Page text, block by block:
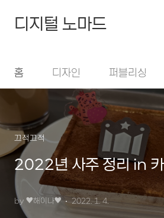
디지털 노마드
홈 디자인 퍼블리싱
끄적끄적
2022년 사주 정리 in
by ♥︎해이나♥︎ 2022. 1. 4.